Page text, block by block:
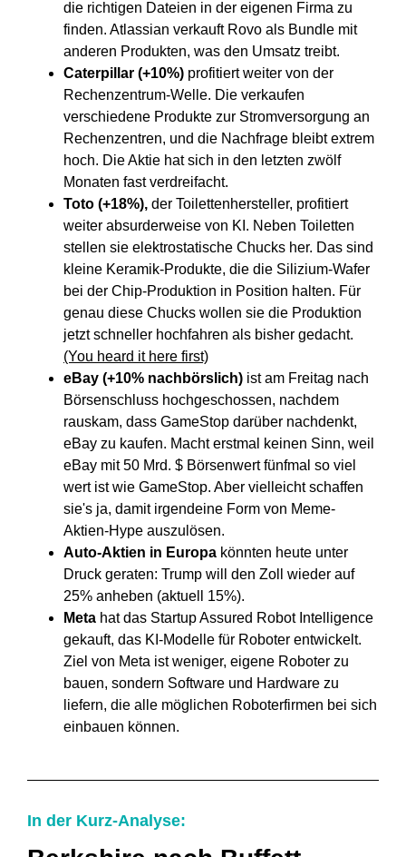
die richtigen Dateien in der eigenen Firma zu
finden. Atlassian verkauft Rovo als Bundle mit
anderen Produkten, was den Umsatz treibt.
Caterpillar (+10%) profitiert weiter von der
Rechenzentrum-Welle. Die verkaufen
verschiedene Produkte zur Stromversorgung an
Rechenzentren, und die Nachfrage bleibt extrem
hoch. Die Aktie hat sich in den letzten zwölf
Monaten fast verdreifacht.
Toto (+18%), der Toilettenhersteller, profitiert
weiter absurderweise von KI. Neben Toiletten
stellen sie elektrostatische Chucks her. Das sind
kleine Keramik-Produkte, die die Silizium-Wafer
bei der Chip-Produktion in Position halten. Für
genau diese Chucks wollen sie die Produktion
jetzt schneller hochfahren als bisher gedacht.
(You heard it here first)
eBay (+10% nachbörslich) ist am Freitag nach
Börsenschluss hochgeschossen, nachdem
rauskam, dass GameStop darüber nachdenkt,
eBay zu kaufen. Macht erstmal keinen Sinn, weil
eBay mit 50 Mrd. $ Börsenwert fünfmal so viel
wert ist wie GameStop. Aber vielleicht schaffen
sie's ja, damit irgendeine Form von Meme-
Aktien-Hype auszulösen.
Auto-Aktien in Europa könnten heute unter
Druck geraten: Trump will den Zoll wieder auf
25% anheben (aktuell 15%).
Meta hat das Startup Assured Robot Intelligence
gekauft, das KI-Modelle für Roboter entwickelt.
Ziel von Meta ist weniger, eigene Roboter zu
bauen, sondern Software und Hardware zu
liefern, die alle möglichen Roboterfirmen bei sich
einbauen können.
In der Kurz-Analyse: